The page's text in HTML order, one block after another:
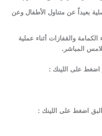
بعيداً عن متناول الأطفال وعن
الكمامة والقفازات أثناء عملية
المباشر.
اضغط على اللينك :
اضغط على اللينك :